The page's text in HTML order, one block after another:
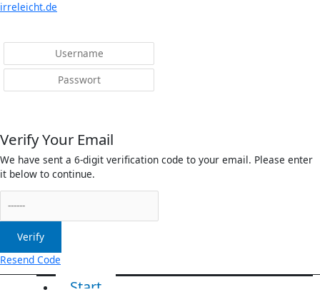
irreleicht.de
Verify Your Email
We have sent a 6-digit verification code to your email. Please enter
it below to continue.
Verify
Resend Code
Menü
Start